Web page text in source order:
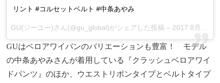
リント #コルセットベルト #中条あやみ
GU(ジーユー)さん(@gu_global)がシェアした投稿 – 2017 8月 23 3:52午前 PDT
GUはベロアワイパンのバリエーションも豊富！ モデル
の中条あやみさんが着用している『クラッシュベロアワイ
ドパンツ』のほか、ウエストリボンタイプとベルトタイプ